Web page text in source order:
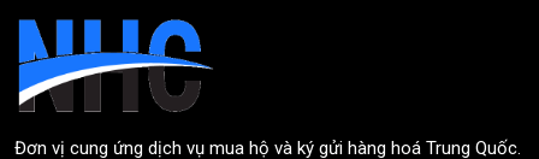
Đơn vị cung ứng dịch vụ mua hộ và ký gửi hàng hoá Trung Quốc.